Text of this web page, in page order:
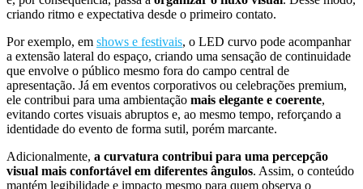
criando ritmo e expectativa desde o primeiro contato.
Por exemplo, em shows e festivais, o LED curvo pode acompanhar
a extensão lateral do espaço, criando uma sensação de continuidade
que envolve o público mesmo fora do campo central de
apresentação. Já em eventos corporativos ou celebrações premium,
ele contribui para uma ambientação mais elegante e coerente,
evitando cortes visuais abruptos e, ao mesmo tempo, reforçando a
identidade do evento de forma sutil, porém marcante.
Adicionalmente, a curvatura contribui para uma percepção
visual mais confortável em diferentes ângulos. Assim, o conteúdo
mantém legibilidade e impacto mesmo para quem observa o